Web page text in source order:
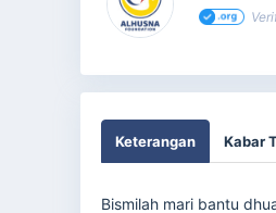
Keterangan Kabar
Bismilah mari bantu